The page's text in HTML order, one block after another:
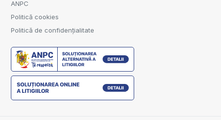
ANPC
Politică cookies
Politică de confidențialitate